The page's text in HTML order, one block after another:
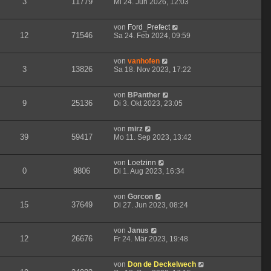
Mi 24. Jun 2026, 12:03
12 71546
von Ford_Prefect
Sa 24. Feb 2024, 09:59
3 13826
von vanhofen
Sa 18. Nov 2023, 17:22
9 25136
von BPanther
Di 3. Okt 2023, 23:05
39 59417
von mirz
Mo 11. Sep 2023, 13:42
0 9806
von Loetzinn
Di 1. Aug 2023, 16:34
15 37649
von Gorcon
Di 27. Jun 2023, 08:24
12 26676
von Janus
Fr 24. Mär 2023, 19:48
von Don de Deckelwech